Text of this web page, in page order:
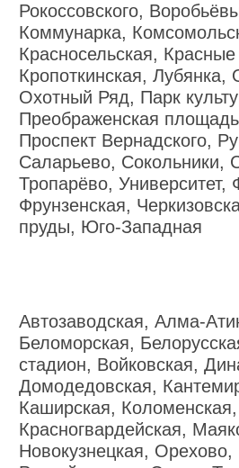
Рокоссовского,
Коммунарка,
Красносельская,
Кропоткинская, Лубянка,
Охотный Ряд, Парк
Преображенская
Проспект Вернадского,
Саларьево, Сокольники,
Тропарёво, Университет,
Фрунзенская,
пруды, Юго-Западная
Автозаводская, Алма-
Беломорская,
стадион, Войковская,
Домодедовская,
Каширская, Коломенская,
Красногвардейская,
Новокузнецкая, Орехово,